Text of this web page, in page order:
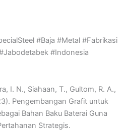
#Baja #Metal #Fabrikasi
#Indonesia
I. N., Siahaan, T., Gultom, R. A.,
Pengembangan Grafit untuk
Bahan Baku Baterai Guna
Strategis.